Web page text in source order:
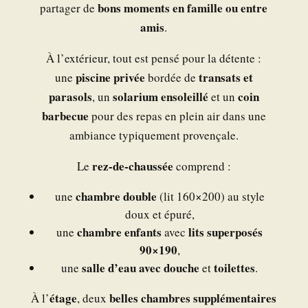
partager debons moments en famille ou entre
amis.
À l’extérieur, tout est pensé pour la détente :
une piscine privée bordée de transats et
parasols, un solarium ensoleillé et un coin
barbecue pour des repas en plein air dans une
ambiance typiquement provençale.
Le rez-de-chaussée comprend :
une chambre double (lit 160×200) au style
doux et épuré,
unechambre enfants aveclits superposés
90×190,
unesalle d’eau avec douche ettoilettes.
À l’étage, deuxbelles chambres supplémentaires